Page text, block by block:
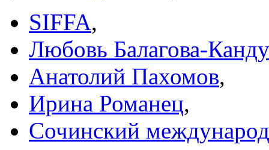
SIFFA,
Любовь Балагова-
Анатолий Пахомов,
Ирина Романец,
Сочинский